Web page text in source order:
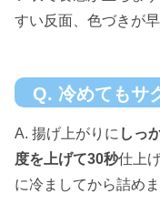
すい反面、色づきが
Q. 冷めてもサ
A. 揚げ上がりに しっ
度を上げて30秒仕上
に冷ましてから詰めま